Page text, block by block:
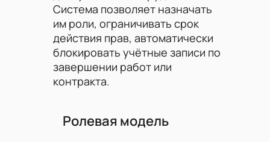
Система позволяет назначать
им роли, ограничивать срок
действия прав, автоматически
блокировать учётные записи по
завершении работ или
контракта.
Ролевая модель